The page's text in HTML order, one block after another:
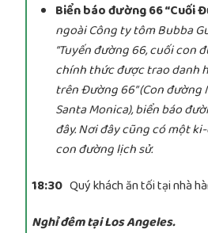
Biển báo đường 66 “Cuối
ngoài Công ty tôm Bubba
“Tuyến đường 66, cuối con
chính thức được trao danh
trên Đường 66” (Con đường
Santa Monica), biển báo
đây. Nơi đây cũng có một
con đường lịch sử.
18:30 Quý khách ăn tối tại nhà
Nghỉ đêm tại Los Angeles.